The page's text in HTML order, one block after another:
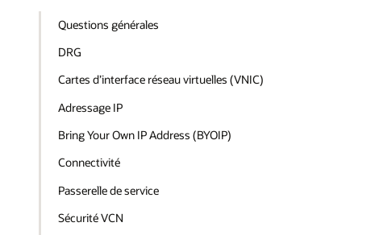
Questions générales
DRG
Cartes d’interface réseau virtuelles (VNIC)
Adressage IP
Bring Your Own IP Address (BYOIP)
Connectivité
Passerelle de service
Sécurité VCN